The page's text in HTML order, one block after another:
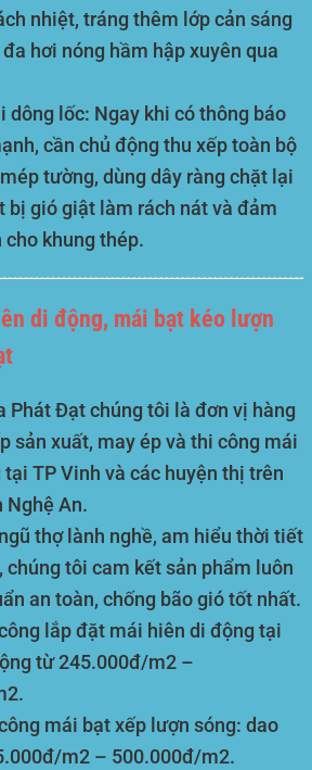
nhiệt, tráng thêm lớp cản sáng
hơi nóng hầm hập xuyên qua
dông lốc: Ngay khi có thông báo
cần chủ động thu xếp toàn bộ
tường, dùng dây ràng chặt lại
bị gió giật làm rách nát và đảm
cho khung thép.
di động, mái bạt kéo lượn
Phát Đạt chúng tôi là đơn vị hàng
sản xuất, may ép và thi công mái
TP Vinh và các huyện thị trên
Nghệ An.
thợ lành nghề, am hiểu thời tiết
chúng tôi cam kết sản phẩm luôn
an toàn, chống bão gió tốt nhất.
lắp đặt mái hiên di động tại
từ245.000đ/m2 –
.
mái bạt xếp lượn sóng: dao
m2 – 500.000đ/m2.